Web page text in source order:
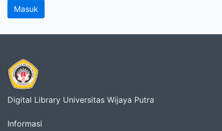
Digital Library Universitas Wijaya Putra
Informasi